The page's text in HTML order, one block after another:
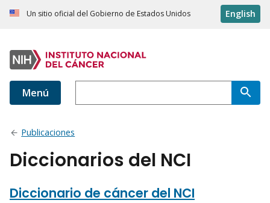
Un sitio oficial del Gobierno de Estados Unidos English
Menú
Publicaciones
Diccionarios del NCI
Diccionario de cáncer del NCI